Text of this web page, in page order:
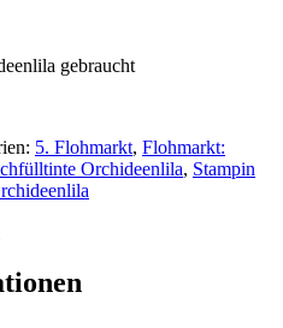
gebraucht
5. Flohmarkt, Flohmarkt:
Orchideenlila, Stampin